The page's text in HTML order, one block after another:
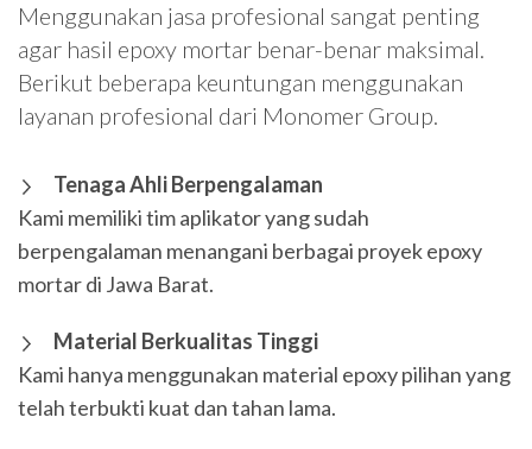
Menggunakan jasa profesional sangat penting
agar hasil epoxy mortar benar-benar maksimal.
Berikut beberapa keuntungan menggunakan
layanan profesional dari Monomer Group.
Tenaga Ahli Berpengalaman
Kami memiliki tim aplikator yang sudah
berpengalaman menangani berbagai proyek epoxy
mortar di Jawa Barat.
Material Berkualitas Tinggi
Kami hanya menggunakan material epoxy pilihan yang
telah terbukti kuat dan tahan lama.